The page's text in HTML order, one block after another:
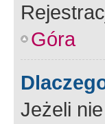
Góra
Jeżeli